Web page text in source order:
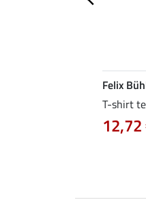
Felix
T-shirt